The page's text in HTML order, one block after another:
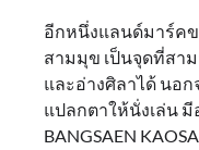
อีกหนึ่งแลนด์มาร์คข
สามมุข เป็นจุดที่สา
และอ่างศิลาได้ นอ
แปลกตาให้นั่งเล่น
BANGSAEN